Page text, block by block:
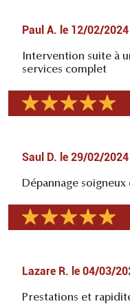
Paul A. le 12/02/2024
Intervention suite à
services complet
Saul D. le 29/02/2024
Dépannage
Lazare R. le 04/03/
Prestations et